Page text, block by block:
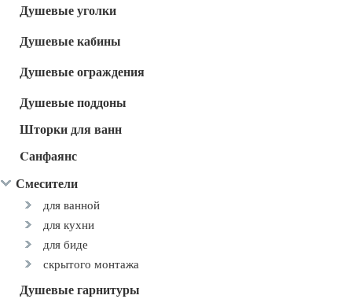
Душевые уголки
Душевые кабины
Душевые ограждения
Душевые поддоны
Шторки для ванн
Cанфаянс
Смесители
для ванной
для кухни
для биде
скрытого монтажа
Душевые гарнитуры